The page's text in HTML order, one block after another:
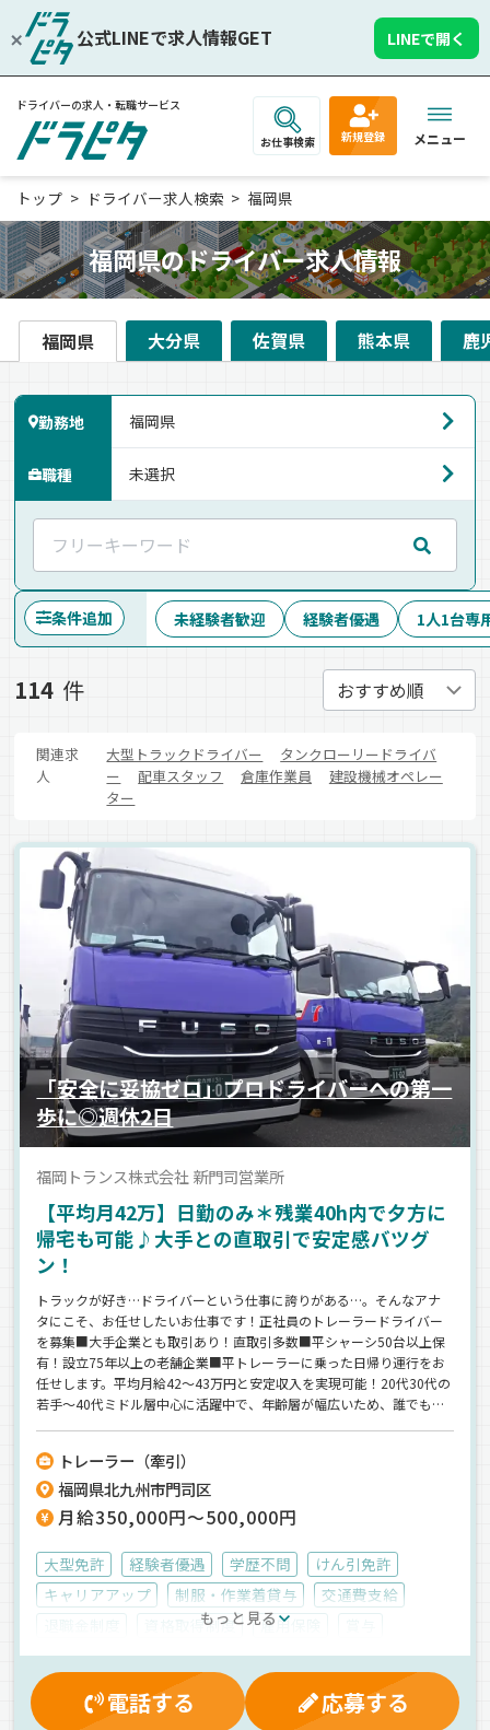
公式LINEで求人情報GET LINEで開く
ドライバーの求人・転職サービス
お仕事検索 新規登録 メニュー
トップ ドライバー求人検索 福岡県
福岡県のドライバー求人情報
福岡県 大分県 佐賀県 熊本県 鹿
勤務地
職種
条件追加 未経験者歓迎 経験者優遇 1人1台専
114 件
関連求
人
大型トラックドライバー
タンクローリードライバ
ー
配車スタッフ 倉庫作業員
建設機械オペレー
ター
「安全に妥協ゼロ」プロドライバーへの第一
歩に◎週休2日
福岡トランス株式会社 新門司営業所
【平均月42万】日勤のみ＊残業40h内で夕方に
帰宅も可能♪大手との直取引で安定感バツグ
ン！
トラックが好き…ドライバーという仕事に誇りがある…。そんなアナ
タにこそ、お任せしたいお仕事です！正社員のトレーラードライバー
を募集■大手企業とも取引あり！直取引多数■平シャーシ50台以上保
有！設立75年以上の老舗企業■平トレーラーに乗った日帰り運行をお
任せします。平均月給42～43万円と安定収入を実現可能！20代30代の
若手～40代ミドル層中心に活躍中で、年齢層が幅広いため、誰でも馴
トレーラー（牽引）
福岡県北九州市門司区
月給350,000円～500,000円
大型免許 経験者優遇 学歴不問
けん引免許
キャリアアップ
制服・作業着貸与
交通費支給
資格取得制度 雇用保険
表彰制度
厚生年金 家族手当
労災保険
健康保険
業務手当 夕方
朝
ETC搭載
新車 1人1台専用車
中距離
もっと見る
電話する 応募する